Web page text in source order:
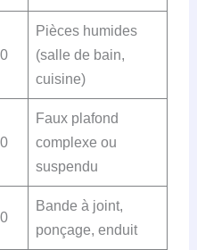
Pièces humides
(salle de bain,
cuisine)
Faux plafond
complexe ou
suspendu
Bande à joint,
ponçage, enduit